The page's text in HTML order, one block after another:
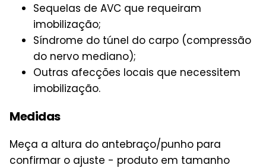
Sequelas de AVC que requeiram
imobilização;
Síndrome do túnel do carpo (compressão
do nervo mediano);
Outras afecções locais que necessitem
imobilização.
Medidas
Meça a altura do antebraço/punho para
confirmar o ajuste - produto em tamanho